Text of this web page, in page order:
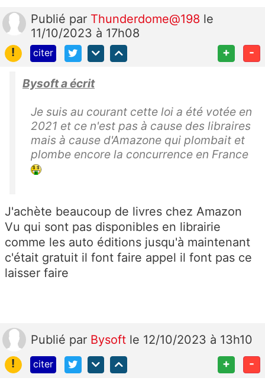
Publié par Thunderdome@198 le
11/10/2023 à 17h08
!
citer + -
Bysoft a écrit
Je suis au courant cette loi a été votée en
2021 et ce n'est pas à cause des libraires
mais à cause d'Amazone qui plombait et
plombe encore la concurrence en France
J'achète beaucoup de livres chez Amazon
Vu qui sont pas disponibles en librairie
comme les auto éditions jusqu'à maintenant
c'était gratuit il font faire appel il font pas ce
laisser faire
Publié par Bysoft le 12/10/2023 à 13h10
!
citer + -